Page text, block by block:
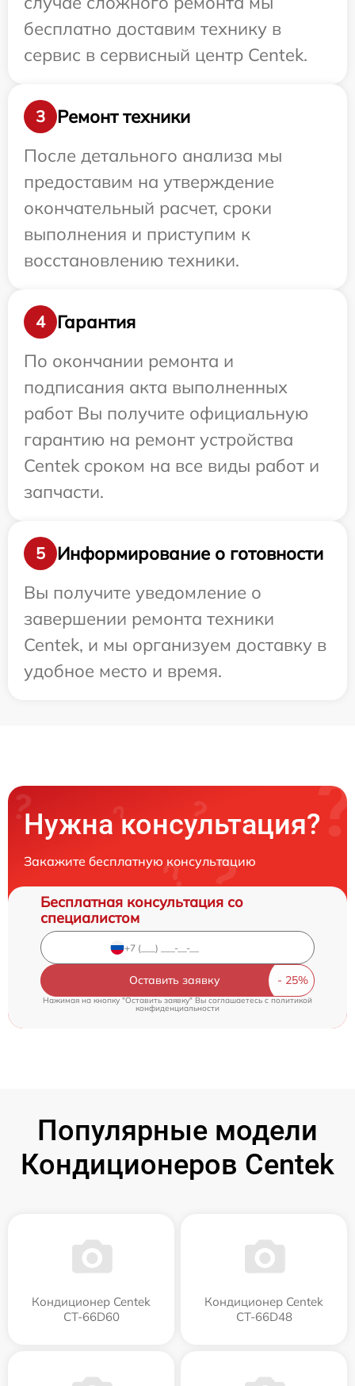
бесплатно доставим технику в
сервис в сервисный центр Centek.
3
Ремонт техники
После детального анализа мы
предоставим на утверждение
окончательный расчет, сроки
выполнения и приступим к
восстановлению техники.
4
Гарантия
По окончании ремонта и
подписания акта выполненных
работ Вы получите официальную
гарантию на ремонт устройства
Centek сроком на все виды работ и
запчасти.
5
Информирование о готовности
Вы получите уведомление о
завершении ремонта техники
Centek, и мы организуем доставку в
удобное место и время.
Нужна консультация?
Закажите бесплатную консультацию
Бесплатная консультация со
специалистом
Оставить заявку
Нажимая на кнопку "Оставить заявку" Вы соглашаетесь c политикой
конфиденциальности
Популярные модели
Кондиционеров Centek
Кондиционер Centek
CT-66D60
Кондиционер Centek
CT-66D48